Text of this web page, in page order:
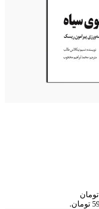
قیمت اصلی: 630,000 تومان